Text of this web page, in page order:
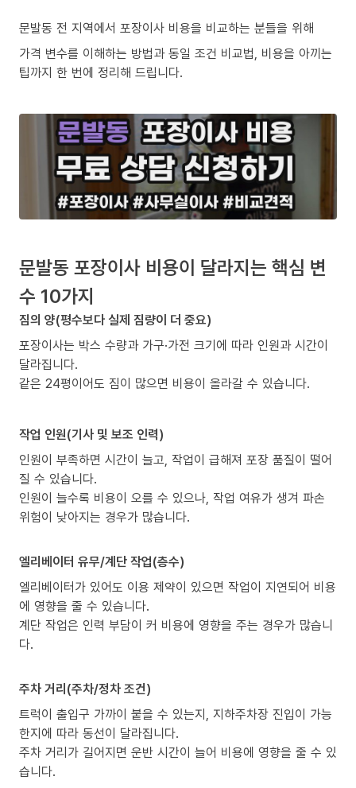
문발동 전 지역에서 포장이사 비용을 비교하는 분들을 위해
가격 변수를 이해하는 방법과 동일 조건 비교법, 비용을 아끼는
팁까지 한 번에 정리해 드립니다.
문발동 포장이사 비용이 달라지는 핵심 변
수 10가지
짐의 양(평수보다 실제 짐량이 더 중요)
포장이사는 박스 수량과 가구·가전 크기에 따라 인원과 시간이
달라집니다.
같은 24평이어도 짐이 많으면 비용이 올라갈 수 있습니다.
작업 인원(기사 및 보조 인력)
인원이 부족하면 시간이 늘고, 작업이 급해져 포장 품질이 떨어
질 수 있습니다.
인원이 늘수록 비용이 오를 수 있으나, 작업 여유가 생겨 파손
위험이 낮아지는 경우가 많습니다.
엘리베이터 유무/계단 작업(층수)
엘리베이터가 있어도 이용 제약이 있으면 작업이 지연되어 비용
에 영향을 줄 수 있습니다.
계단 작업은 인력 부담이 커 비용에 영향을 주는 경우가 많습니
다.
주차 거리(주차/정차 조건)
트럭이 출입구 가까이 붙을 수 있는지, 지하주차장 진입이 가능
한지에 따라 동선이 달라집니다.
주차 거리가 길어지면 운반 시간이 늘어 비용에 영향을 줄 수 있
습니다.